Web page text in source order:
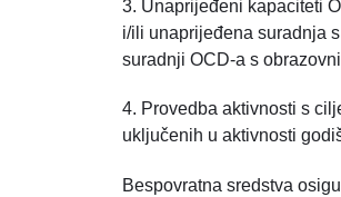
3. Unaprijeđeni kapaciteti
i/ili unaprijeđena suradnja
suradnji OCD-a s
4. Provedba aktivnosti s
uključenih u aktivnosti
Bespovratna sredstva